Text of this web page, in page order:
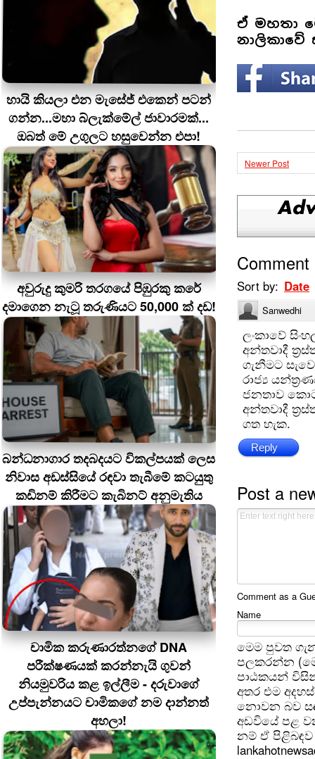
හායි කියලා එන මැසේජ් එකෙන් පටන්
ගන්න...මහා බ්ලැක්මේල් ජාවාරමක්...
ඔබත් මේ උගුලට හසුවෙන්න එපා!
අවුරුදු කුමරි තරගයේ පිඹුරකු කරේ
දමාගෙන නැටූ තරුණියට 50,000 ක් දඩ!
බන්ධනාගාර තදබදයට විකල්පයක් ලෙස
නිවාස අඩස්සියේ රඳවා තැබීමේ කටයුතු
කඩිනම් කිරීමට කැබිනට් අනුමැතිය
චාමික කරුණාරත්නගේ DNA
පරීක්ෂණයක් කරන්නැයි ගුවන්
නියමුවරිය කළ ඉල්ලීම - දරුවාගේ
උප්පැන්නයට චාමිකගේ නම දාන්නත්
අහලා!
ඒ මහතා
Newer Post
Comment
Sort by: Date
Sanwedhi
ලංකාවේ
අන්තවාදී
ගැනීමට
රාජ්‍ය
ජනතාව
අන්තවාදී
ගත හැක.
Reply
Post a
Comment as a
Name
මෙම පුවත
පලකරන්න
පාඨකයන්
අතර එම
නොවන බව
අඩවියේ පළ
නම් ඒ පිළිබඳව